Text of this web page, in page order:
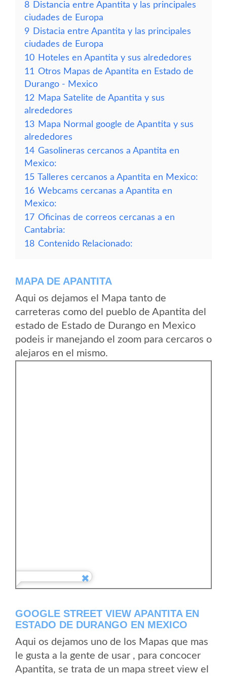
8 Distancia entre Apantita y las principales
ciudades de Europa
9 Distacia entre Apantita y las principales
ciudades de Europa
10 Hoteles en Apantita y sus alrededores
11 Otros Mapas de Apantita en Estado de
Durango - Mexico
12 Mapa Satelite de Apantita y sus
alrededores
13 Mapa Normal google de Apantita y sus
alrededores
14 Gasolineras cercanos a Apantita en
Mexico:
15 Talleres cercanos a Apantita en Mexico:
16 Webcams cercanas a Apantita en
Mexico:
17 Oficinas de correos cercanas a en
Cantabria:
18 Contenido Relacionado:
MAPA DE APANTITA
Aqui os dejamos el Mapa tanto de
carreteras como del pueblo de Apantita del
estado de Estado de Durango en Mexico
podeis ir manejando el zoom para cercaros o
alejaros en el mismo.
GOOGLE STREET VIEW APANTITA EN
ESTADO DE DURANGO EN MEXICO
Aqui os dejamos uno de los Mapas que mas
le gusta a la gente de usar , para concocer
Apantita, se trata de un mapa street view el